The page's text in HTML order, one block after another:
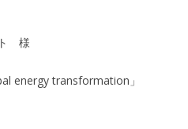
様
energy transformation」